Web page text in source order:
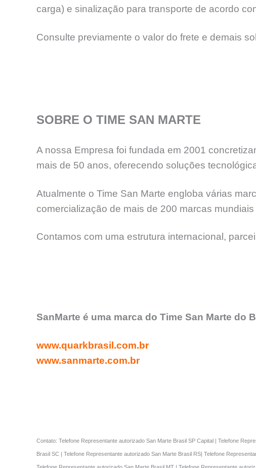
carga) e sinalização para transporte de acordo
Consulte previamente o valor do frete e demais
SOBRE O TIME SAN MARTE
A nossa Empresa foi fundada em 2001
mais de 50 anos, oferecendo soluções
Atualmente o Time San Marte engloba várias
comercialização de mais de 200 marcas mundiais
Contamos com uma estrutura internacional,
SanMarte é uma marca do Time San Marte do
www.quarkbrasil.com.br
www.sanmarte.com.br
Contato: Telefone Representante autorizado San Marte Brasil SP Capital | Telefone
Brasil SC | Telefone Representante autorizado San Marte Brasil RS| Telefone